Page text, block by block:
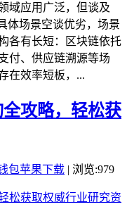
域应用广泛，但谈及
体场景空谈优劣，场景
各有长短：区块链依托
付、供应链溯源等场
在效率短板，...
攻略，轻松获
包苹果下载 | 浏览:979